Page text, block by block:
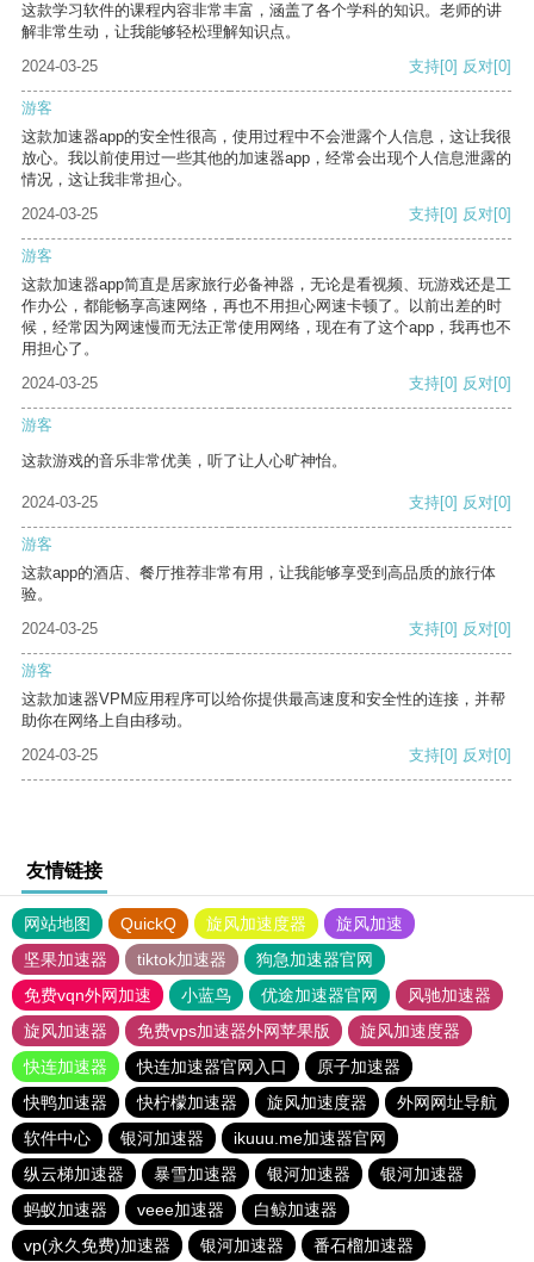
这款学习软件的课程内容非常丰富，涵盖了各个学科的知识。老师的讲
解非常生动，让我能够轻松理解知识点。
2024-03-25
支持[0] 反对[0]
游客
这款加速器app的安全性很高，使用过程中不会泄露个人信息，这让我很
放心。我以前使用过一些其他的加速器app，经常会出现个人信息泄露的
情况，这让我非常担心。
2024-03-25
支持[0] 反对[0]
游客
这款加速器app简直是居家旅行必备神器，无论是看视频、玩游戏还是工
作办公，都能畅享高速网络，再也不用担心网速卡顿了。以前出差的时
候，经常因为网速慢而无法正常使用网络，现在有了这个app，我再也不
用担心了。
2024-03-25
支持[0] 反对[0]
游客
这款游戏的音乐非常优美，听了让人心旷神怡。
2024-03-25 支持[0] 反对[0]
游客
这款app的酒店、餐厅推荐非常有用，让我能够享受到高品质的旅行体
验。
2024-03-25
支持[0] 反对[0]
游客
这款加速器VPM应用程序可以给你提供最高速度和安全性的连接，并帮
助你在网络上自由移动。
2024-03-25
支持[0] 反对[0]
友情链接
网站地图 QuickQ 旋风加速度器
旋风加速
坚果加速器
tiktok加速器
狗急加速器官网
免费vqn外网加速
小蓝鸟 优途加速器官网
风驰加速器
旋风加速器
免费vps加速器外网苹果版
旋风加速度器
快连加速器
快连加速器官网入口
原子加速器
快鸭加速器
快柠檬加速器 旋风加速度器
外网网址导航
软件中心
银河加速器
ikuuu.me加速器官网
纵云梯加速器
暴雪加速器 银河加速器
银河加速器
蚂蚁加速器
veee加速器
白鲸加速器
vp(永久免费)加速器
银河加速器 番石榴加速器